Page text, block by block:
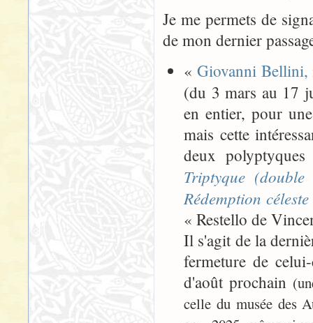
Je me permets de
de mon dernier
« Giovanni Bellini,
(du 3 mars au 17
en entier, pour
mais cette
deux
Triptyque
Rédemption céleste
« Restello de
Il s'agit de la
fermeture de
d'août prochain
celle du musée des